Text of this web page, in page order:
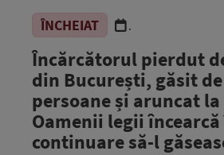
ÎNCHEIAT .
Încărcătorul pierdut
din București, găsit
persoane și aruncat
Oamenii legii
continuare să-l